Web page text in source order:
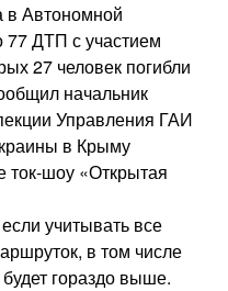
в Автономной
ДТП с участием
27 человек погибли
начальник
Управления ГАИ
в Крыму
ток-шоу «Открытая
учитывать все
в том числе
гораздо выше.